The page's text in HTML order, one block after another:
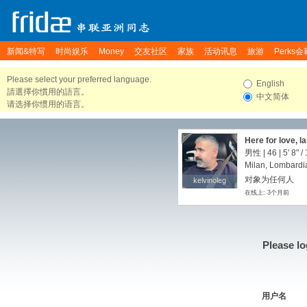
新闻&特写 时尚娱乐 Money 交友社区 家族 活动讯息 旅游 Perks会
Please select your preferred language.
請選擇你慣用的語言。
请选择你惯用的语言。
English
中文简体
kelvinoleg
kelvinoleg
Here for love,
Keep it light
男性 | 46 | 5' 8" /
Milan,
对象为任何人
在线上: 3个月前
Please
用户名